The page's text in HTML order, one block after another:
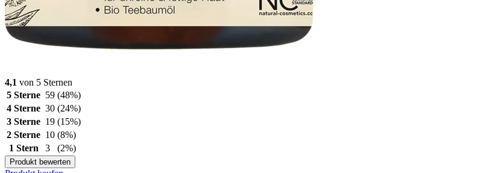
4,1 von 5 Sternen
5 Sterne 59 (48%)
4 Sterne 30 (24%)
3 Sterne 19 (15%)
2 Sterne 10 (8%)
1 Stern
3 (2%)
Produkt bewerten